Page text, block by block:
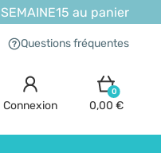
SEMAINE15 au panier
Questions fréquentes
Connexion
0
0,00 €